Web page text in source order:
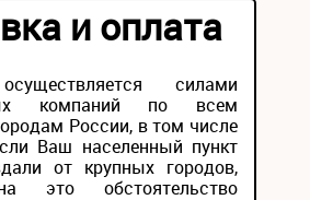
и оплата
силами
компаний по всем
России, в том числе
Ваш населенный пункт
от крупных городов,
это обстоятельство